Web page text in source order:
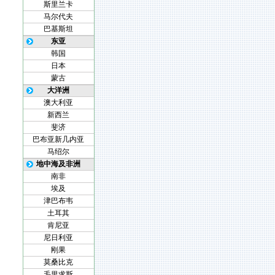
斯里兰卡
马尔代夫
巴基斯坦
东亚
韩国
日本
蒙古
大洋洲
澳大利亚
新西兰
斐济
巴布亚新几内亚
马绍尔
地中海及非洲
南非
埃及
津巴布韦
土耳其
肯尼亚
尼日利亚
刚果
莫桑比克